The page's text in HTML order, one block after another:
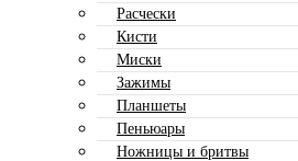
Расчески
Кисти
Миски
Зажимы
Планшеты
Пеньюары
Ножницы и бритвы